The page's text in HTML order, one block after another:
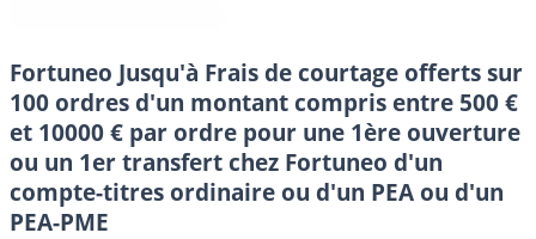
Fortuneo Jusqu'à Frais de courtage offerts sur
100 ordres d'un montant compris entre 500 €
et 10000 € par ordre pour une 1ère ouverture
ou un 1er transfert chez Fortuneo d'un
compte-titres ordinaire ou d'un PEA ou d'un
PEA-PME